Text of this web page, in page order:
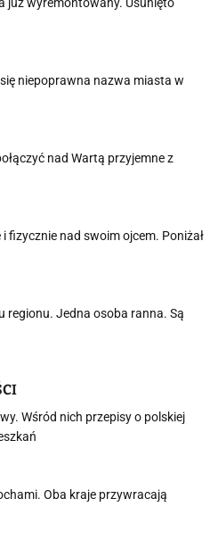
niepoprawna nazwa miasta w
nad Wartą przyjemne z
fizycznie nad swoim ojcem. Poniżał
regionu. Jedna osoba ranna. Są
Wśród nich przepisy o polskiej
Oba kraje przywracają